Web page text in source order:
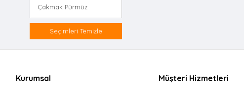
Çakmak Pürmüz
Çakmak Cep Zippo
Çakmak Cep Saatli & Izgaralı Rüzgar
Seçimleri Temizle
Kurumsal Müşteri Hizmetleri